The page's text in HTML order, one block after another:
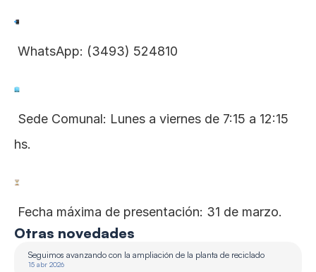
Otras novedades
Seguimos avanzando con la ampliación de la planta de reciclado
15 abr 2026
WhatsApp: (3493) 524810
hs.
Fecha máxima de presentación: 31 de marzo.